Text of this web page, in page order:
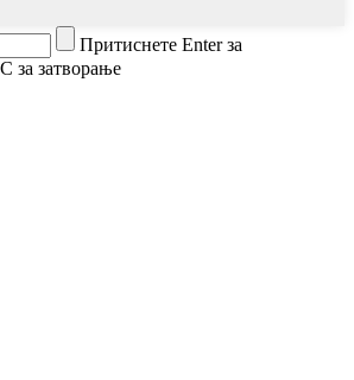
Притиснете Enter за
за затворање